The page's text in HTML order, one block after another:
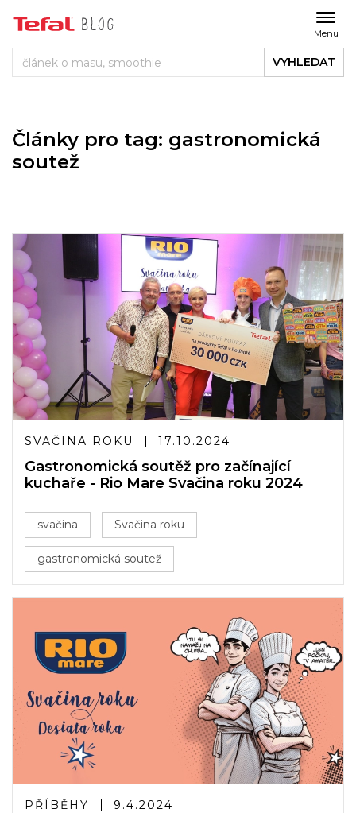
Menu
VYHLEDAT
Články pro tag: gastronomická
soutež
SVAČINA ROKU 17.10.2024
Gastronomická soutěž pro začínající
kuchaře - Rio Mare Svačina roku 2024
svačina Svačina roku
gastronomická soutež
PŘÍBĚHY 9.4.2024